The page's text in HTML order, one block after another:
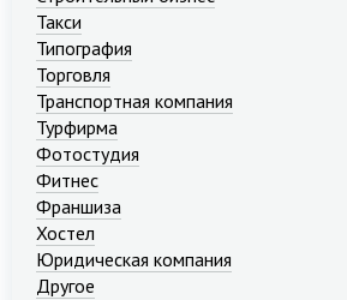
Такси
Типография
Торговля
Транспортная компания
Турфирма
Фотостудия
Фитнес
Франшиза
Хостел
Юридическая компания
Другое